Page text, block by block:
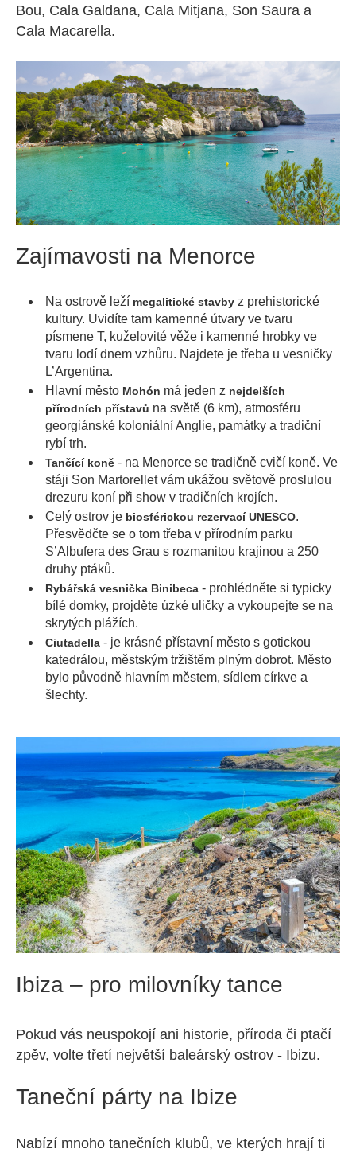
Bou, Cala Galdana, Cala Mitjana, Son Saura a
Cala Macarella.
Zajímavosti na Menorce
Na ostrově leží megalitické stavby z prehistorické
kultury. Uvidíte tam kamenné útvary ve tvaru
písmene T, kuželovité věže i kamenné hrobky ve
tvaru lodí dnem vzhůru. Najdete je třeba u vesničky
L’Argentina.
Hlavní město Mohón má jeden z nejdelších
přírodních přístavů na světě (6 km), atmosféru
georgiánské koloniální Anglie, památky a tradiční
rybí trh.
Tančící koně - na Menorce se tradičně cvičí koně. Ve
stáji Son Martorellet vám ukážou světově proslulou
drezuru koní při show v tradičních krojích.
Celý ostrov je biosférickou rezervací UNESCO.
Přesvědčte se o tom třeba v přírodním parku
S’Albufera des Grau s rozmanitou krajinou a 250
druhy ptáků.
Rybářská vesnička Binibeca - prohlédněte si typicky
bílé domky, projděte úzké uličky a vykoupejte se na
skrytých plážích.
Ciutadella - je krásné přístavní město s gotickou
katedrálou, městským tržištěm plným dobrot. Město
bylo původně hlavním městem, sídlem církve a
šlechty.
Ibiza – pro milovníky tance
Pokud vás neuspokojí ani historie, příroda či ptačí
zpěv, volte třetí největší baleárský ostrov - Ibizu.
Taneční párty na Ibize
Nabízí mnoho tanečních klubů, ve kterých hrají ti